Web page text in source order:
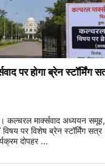
पर होगा ब्रेन स्टॉर्मिंग
मार्क्सवाद अध्ययन समूह,
पर विशेष ब्रेन स्टॉर्मिंग सत्र
दोपहर ...